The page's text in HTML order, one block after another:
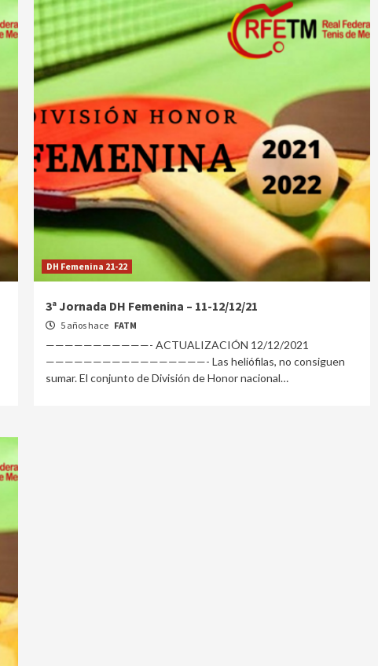
DH Femenina 21-22
3ª Jornada DH Femenina – 11-12/12/21
5 años hace FATM
———————————- ACTUALIZACIÓN 12/12/2021
—————————————————- Las heliófilas, no consiguen
sumar. El conjunto de División de Honor nacional